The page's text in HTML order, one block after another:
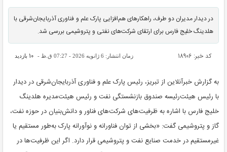
در دیدار مدیران دو طرف، راهکارهای هم‌افزایی پارک علم و فناوری آذربایجان‌شرقی با
هلدینگ خلیج فارس برای ارتقای شرکت‌های نفتی و پتروشیمی بررسی شد.
کد خبر: 18906 زمان انتشار: 6 ژانویه 2026 - 07:27 ق.ظ - 10 بازدید
به گزارش خبرآنلاین از تبریز، رئیس پارک علم و فناوری آذربایجان‌شرقی در دیدار
با رئیس هیئت‌رئیسه صندوق بازنشستگی نفت و رئیس هیئت‌مدیره هلدینگ
خلیج فارس با اشاره به ظرفیت‌های شرکت‌های فناور و دانش‌بنیان در حوزه نفت،
گاز و پتروشیمی گفت: «بخشی از توان فناورانه و نوآورانه پارک به‌طور مستقیم یا
غیرمستقیم در خدمت صنایع نفت و پتروشیمی قرار دارد. اگر این ظرفیت‌ها در